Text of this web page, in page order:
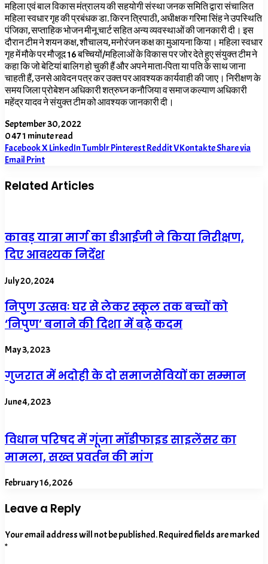
महिला एवं बाल विकास मंत्रालय की सहयोगी संस्था जनक समिति द्वारा संचालित
महिला स्वधार गृह की प्रबंधक डा. किरन त्रिपाठी, अधीक्षक गरिमा सिंह ने उपस्थिति
पंजिका, सप्ताहिक भोजन मीनू चार्ट सहित अन्य व्यवस्थाओं की जानकारी दी। इस
दौरान टीम ने शयन कक्ष, शौचालय, मनोरंजन कक्ष का मुआयना किया। महिला स्वधार
गृह में मौके पर मौजूद 16 बच्चियों/महिलाओं के विकास पर जोर देते हुए संयुक्त टीम ने
कहा कि जो बेटियां बालिग हो चुकी हैं और अपने माता-पिता या पति के साथ जाना
चाहती हैं, उनसे आवेदन पत्र कर उक्त पर आवश्यक कार्यवाही की जाए। निरीक्षण के
समय जिला प्रोबेशन अधिकारी शत्रुघ्न कनौजिया व समाज कल्याण अधिकारी
महेंद्र यादव ने संयुक्त टीम को आवश्यक जानकारी दी।
September 30, 2022
0471 minute read
FacebookXLinkedInTumblrPinterestRedditVKontakteShare via
Email Print
Related Articles
कावड़ यात्रा मार्ग का डीआईजी ने किया निरीक्षण,
दिए आवश्यक निर्देश
July 20, 2024
निपुण उत्सवः घर से लेकर स्कूल तक बच्चों को
‘निपुण’ बनाने की दिशा में बढ़े कदम
May 3, 2023
गुजरात में भदोही के दो समाजसेवियों का सम्मान
June 4, 2023
विधान परिषद में गूंजा मॉडीफाइड साइलेंसर का
मामला, सख्त प्रवर्तन की मांग
February 16, 2026
Leave a Reply
Your email address will not be published.Required fields are marked
*